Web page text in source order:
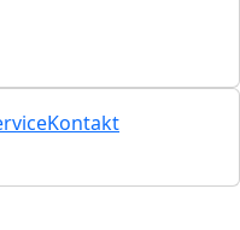
Kontakt